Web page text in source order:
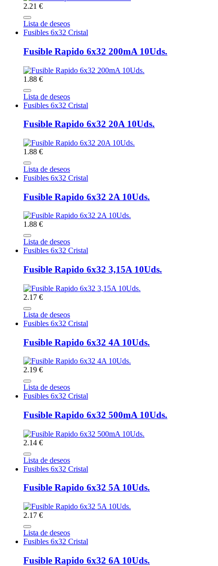
2.21 €
Lista de deseos
Fusibles 6x32 Cristal
Fusible Rapido 6x32 200mA 10Uds.
1.88 €
Lista de deseos
Fusibles 6x32 Cristal
Fusible Rapido 6x32 20A 10Uds.
1.88 €
Lista de deseos
Fusibles 6x32 Cristal
Fusible Rapido 6x32 2A 10Uds.
1.88 €
Lista de deseos
Fusibles 6x32 Cristal
Fusible Rapido 6x32 3,15A 10Uds.
2.17 €
Lista de deseos
Fusibles 6x32 Cristal
Fusible Rapido 6x32 4A 10Uds.
2.19 €
Lista de deseos
Fusibles 6x32 Cristal
Fusible Rapido 6x32 500mA 10Uds.
2.14 €
Lista de deseos
Fusibles 6x32 Cristal
Fusible Rapido 6x32 5A 10Uds.
2.17 €
Lista de deseos
Fusibles 6x32 Cristal
Fusible Rapido 6x32 6A 10Uds.